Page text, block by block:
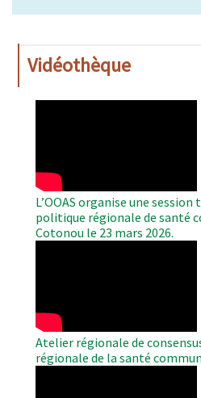
Vidéothèque
L’OOAS organise une session
politique régionale de santé
Cotonou le 23 mars 2026.
Atelier régionale de
régionale de la santé